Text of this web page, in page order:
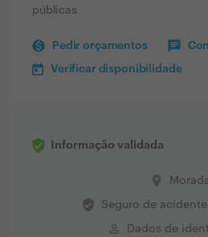
públicas
Pedir orçamentos
Verificar disponibilidade
Informação validada
place
verified_user Seguro de
perm_identity Dados de